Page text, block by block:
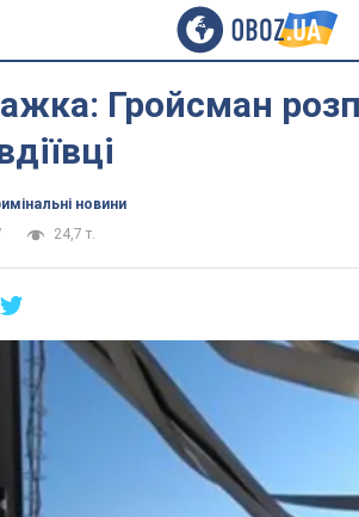
Гройсман
новини
24,7 т.